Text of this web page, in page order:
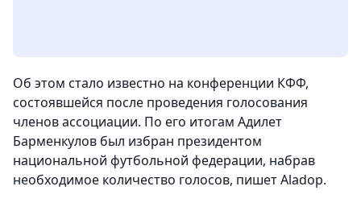
Об этом стало известно на конференции КФФ,
состоявшейся после проведения голосования
членов ассоциации. По его итогам Адилет
Барменкулов был избран президентом
национальной футбольной федерации, набрав
необходимое количество голосов, пишет Aladop.